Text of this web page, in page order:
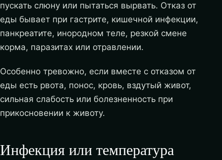
пускать слюну или пытаться вырвать. Отказ от
еды бывает при гастрите, кишечной инфекции,
панкреатите, инородном теле, резкой смене
корма, паразитах или отравлении.
Особенно тревожно, если вместе с отказом от
еды есть рвота, понос, кровь, вздутый живот,
сильная слабость или болезненность при
прикосновении к животу.
Инфекция или температура